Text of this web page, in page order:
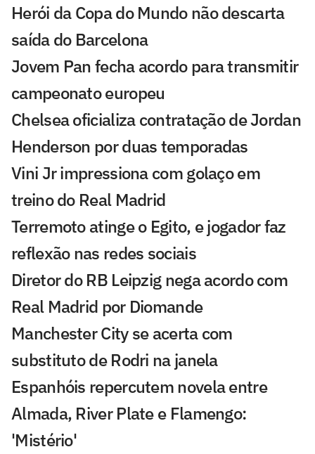
Herói da Copa do Mundo não descarta
saída do Barcelona
Jovem Pan fecha acordo para transmitir
campeonato europeu
Chelsea oficializa contratação de Jordan
Henderson por duas temporadas
Vini Jr impressiona com golaço em
treino do Real Madrid
Terremoto atinge o Egito, e jogador faz
reflexão nas redes sociais
Diretor do RB Leipzig nega acordo com
Real Madrid por Diomande
Manchester City se acerta com
substituto de Rodri na janela
Espanhóis repercutem novela entre
Almada, River Plate e Flamengo:
'Mistério'